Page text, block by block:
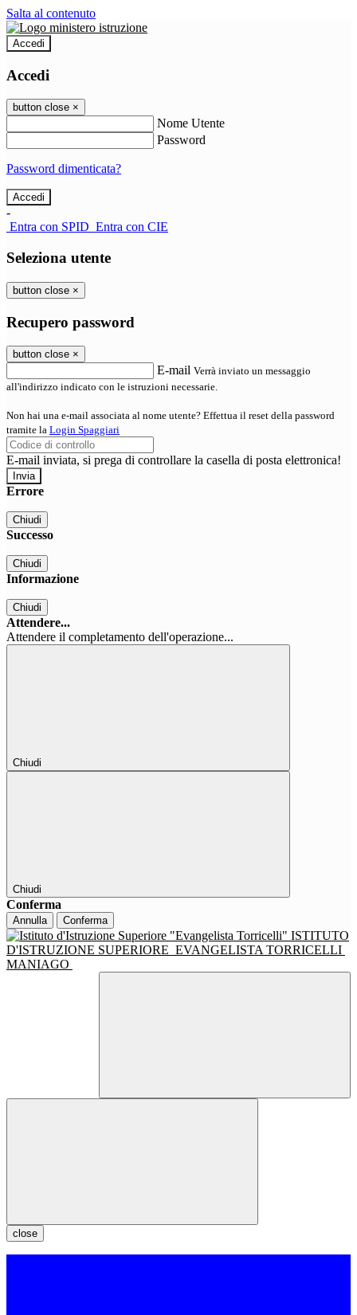
Salta al contenuto
Accedi
Accedi
button close ×
Nome Utente
Password
Password dimenticata?
-
Entra con SPID Entra con CIE
Seleziona utente
button close ×
Recupero password
button close ×
E-mail Verrà inviato un messaggio
all'indirizzo indicato con le istruzioni necessarie.
Non hai una e-mail associata al nome utente? Effettua il reset della password
tramite la Login Spaggiari
E-mail inviata, si prega di controllare la casella di posta elettronica!
Errore
Chiudi
Successo
Chiudi
Informazione
Chiudi
Attendere...
Attendere il completamento dell'operazione...
Chiudi
Chiudi
Conferma
Annulla Conferma
ISTITUTO
D'ISTRUZIONE SUPERIORE EVANGELISTA TORRICELLI
MANIAGO
close